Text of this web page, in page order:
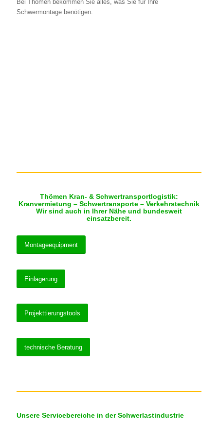
Bei Thömen bekommen Sie alles, was Sie für Ihre
Schwermontage benötigen.
Thömen Kran- & Schwertransportlogistik:
Kranvermietung – Schwertransporte – Verkehrstechnik
Wir sind auch in Ihrer Nähe und bundesweit
einsatzbereit.
Montageequipment
Einlagerung
Projekttierungstools
technische Beratung
Unsere Servicebereiche in der Schwerlastindustrie